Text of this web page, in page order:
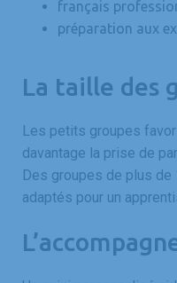
français
préparation aux
La taille des
Les petits groupes
davantage la prise de
Des groupes de plus
adaptés pour un